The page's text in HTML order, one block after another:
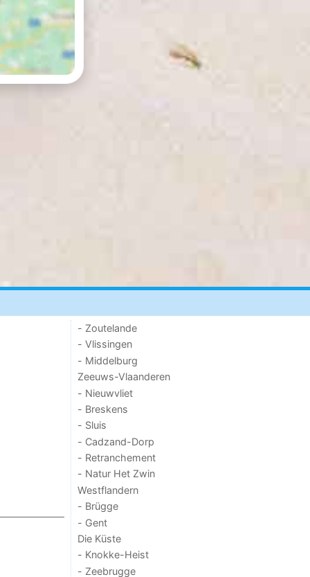
- Zoutelande
- Vlissingen
- Middelburg
Zeeuws-Vlaanderen
- Nieuwvliet
- Breskens
- Sluis
- Cadzand-Dorp
- Retranchement
- Natur Het Zwin
Westflandern
- Brügge
- Gent
Die Küste
- Knokke-Heist
- Zeebrugge